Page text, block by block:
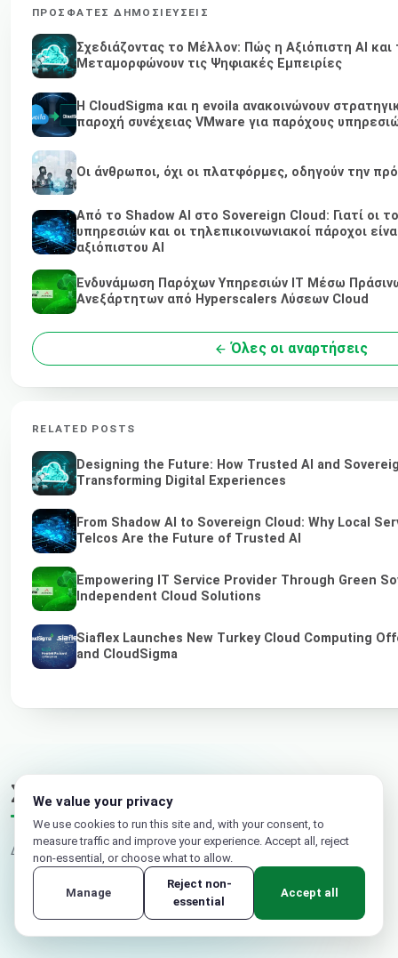
ΠΡΌΣΦΑΤΕΣ ΔΗΜΟΣΙΕΎΣΕΙΣ
Σχεδιάζοντας το Μέλλον: Πώς η Αξιόπιστη AI και
Μεταμορφώνουν τις Ψηφιακές Εμπειρίες
Η CloudSigma και η evoila ανακοινώνουν
παροχή συνέχειας VMware για παρόχους
Οι άνθρωποι, όχι οι πλατφόρμες, οδηγούν την
Από το Shadow AI στο Sovereign Cloud: Γιατί οι
υπηρεσιών και οι τηλεπικοινωνιακοί πάροχοι
αξιόπιστου AI
Ενδυνάμωση Παρόχων Υπηρεσιών IT Μέσω
Ανεξάρτητων από Hyperscalers Λύσεων Cloud
Όλες οι αναρτήσεις
RELATED POSTS
Designing the Future: How Trusted AI and
Transforming Digital Experiences
From Shadow AI to Sovereign Cloud: Why Local
Telcos Are the Future of Trusted AI
Empowering IT Service Provider Through Green
Independent Cloud Solutions
Siaflex Launches New Turkey Cloud Computing
and CloudSigma
Σχόλια
Δεν υπάρχουν σχόλια ακόμα. Γράψτε το πρώτο.
Το όνομά σας
We value your privacy
We use cookies to run this site and, with your consent, to
measure traffic and improve your experience. Accept all, reject
non-essential, or choose what to allow.
Manage
Reject non-
essential
Accept all